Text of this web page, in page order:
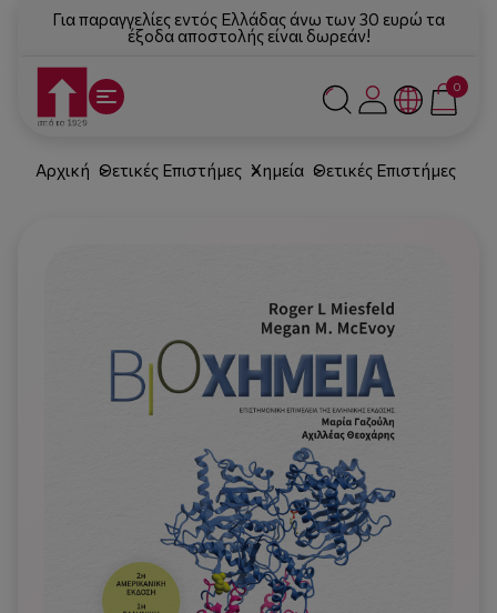
Για παραγγελίες εντός Ελλάδας άνω των 30 ευρώ τα
έξοδα αποστολής είναι δωρεάν!
0
Αρχική Θετικές Επιστήμες Χημεία Θετικές Επιστήμες